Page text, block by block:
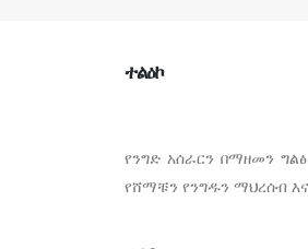
ተልዕኮ
የንግድ አሰራርን በማዘመን
የሸማቹን የንግዱን ማህረሰብ